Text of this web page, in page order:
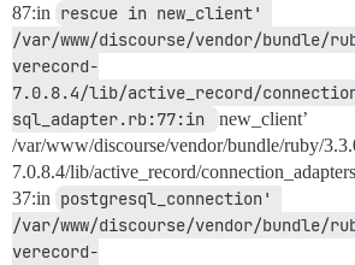
87:in rescue in new_client'
/var/www/discourse/vendor/bundle/
verecord-
7.0.8.4/lib/active_record/
sql_adapter.rb:77:in
new_client’
/var/www/discourse/vendor/bundle/ruby/
7.0.8.4/lib/active_record/
37:in postgresql_connection'
/var/www/discourse/vendor/bundle/
verecord-